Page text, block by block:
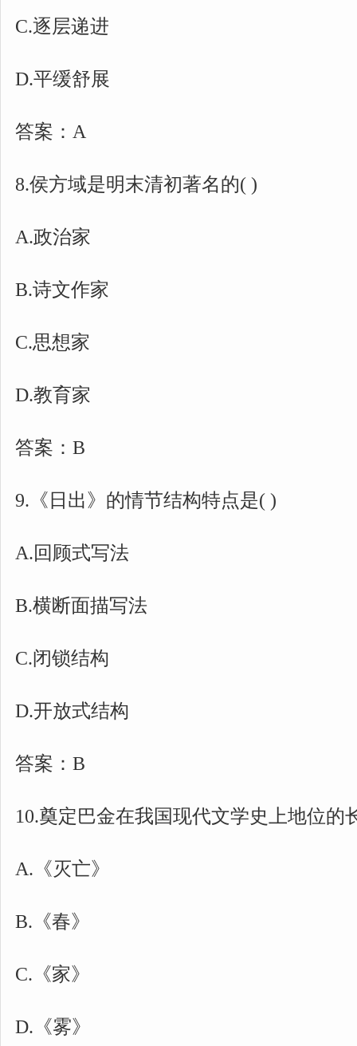
C.逐层递进
D.平缓舒展
答案：A
8.侯方域是明末清初著名的( )
A.政治家
B.诗文作家
C.思想家
D.教育家
答案：B
9.《日出》的情节结构特点是( )
A.回顾式写法
B.横断面描写法
C.闭锁结构
D.开放式结构
答案：B
10.奠定巴金在我国现代文学史上地位的
A.《灭亡》
B.《春》
C.《家》
D.《雾》